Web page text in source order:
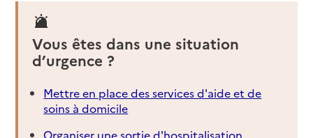
Vous êtes dans une situation
d’urgence ?
Mettre en place des services d'aide et de
soins à domicile
Organiser une sortie d'hospitalisation